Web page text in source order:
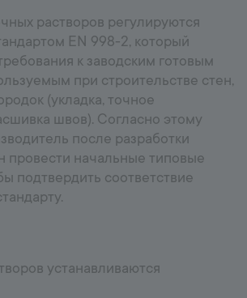
растворов регулируются
EN 998-2, который
к заводским готовым
при строительстве стен,
(укладка, точное
швов). Согласно этому
после разработки
провести начальные типовые
подтвердить соответствие
устанавливаются